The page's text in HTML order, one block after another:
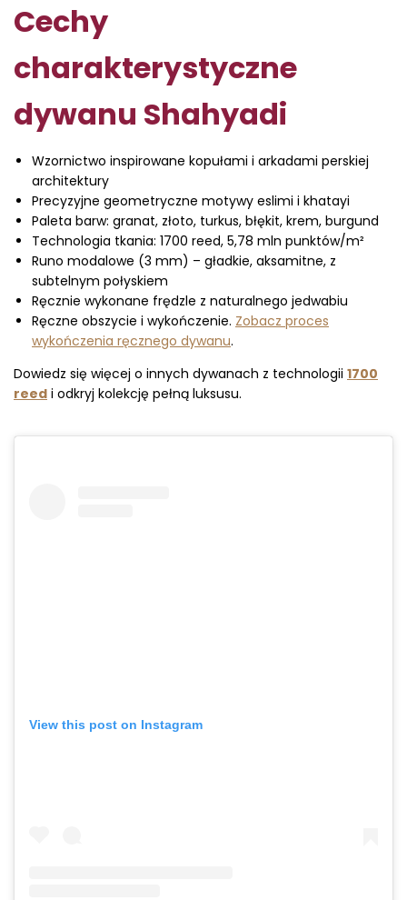
Cechy
charakterystyczne
dywanu Shahyadi
Wzornictwo inspirowane kopułami i arkadami perskiej
architektury
Precyzyjne geometryczne motywy eslimi i khatayi
Paleta barw: granat, złoto, turkus, błękit, krem, burgund
Technologia tkania: 1700 reed, 5,78 mln punktów/m²
Runo modalowe (3 mm) – gładkie, aksamitne, z
subtelnym połyskiem
Ręcznie wykonane frędzle z naturalnego jedwabiu
Ręczne obszycie i wykończenie. Zobacz proces
wykończenia ręcznego dywanu.
Dowiedz się więcej o innych dywanach z technologii 1700
reed i odkryj kolekcję pełną luksusu.
View this post on Instagram